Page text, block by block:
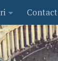
Contact